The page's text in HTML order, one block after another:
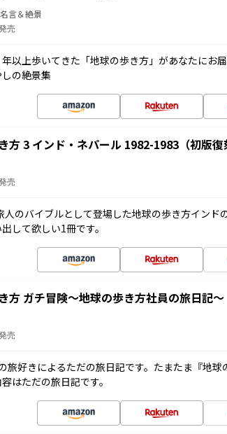
言＆絶景
売
以上歩いてきた「地球の歩き方」があなたにお
の絶景集
方 3 インド・ネパール 1982-1983（初版復
売
人のバイブルとして登場した地球の歩き方イン
して欲しい1冊です。
方 ガチ冒険～地球の歩き方社員の旅日記～
売
旅好きによるただの旅日記です。たまたま『地
はただの旅日記です。